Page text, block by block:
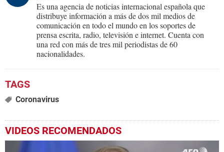
Es una agencia de noticias internacional española que
distribuye información a más de dos mil medios de
comunicación en todo el mundo en los soportes de
prensa escrita, radio, televisión e internet. Cuenta con
una red con más de tres mil periodistas de 60
nacionalidades.
Coronavirus
VIDEOS RECOMENDADOS